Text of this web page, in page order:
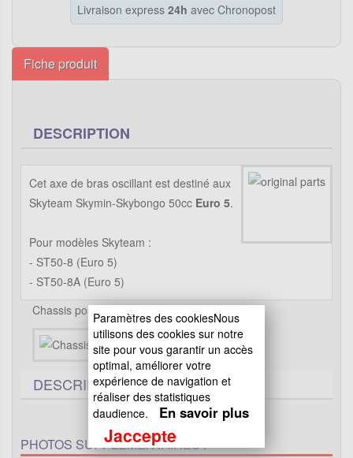
Livraison express 24h avec Chronopost
Fiche produit
DESCRIPTION
Cet axe de bras oscillant est destiné aux
Skyteam Skymin-Skybongo 50cc Euro 5.
Pour modèles Skyteam :
- ST50-8 (Euro 5)
- ST50-8A (Euro 5)
Chassis pour Skymini Monkey - Gorilla
DESCRIPTIF TECHNIQUE
PHOTOS SUPPLÉMENTAIRES :
Paramètres des cookiesNous
utilisons des cookies sur notre
site pour vous garantir un accès
optimal, améliorer votre
expérience de navigation et
réaliser des statistiques
daudience.
En savoir plus
Jaccepte